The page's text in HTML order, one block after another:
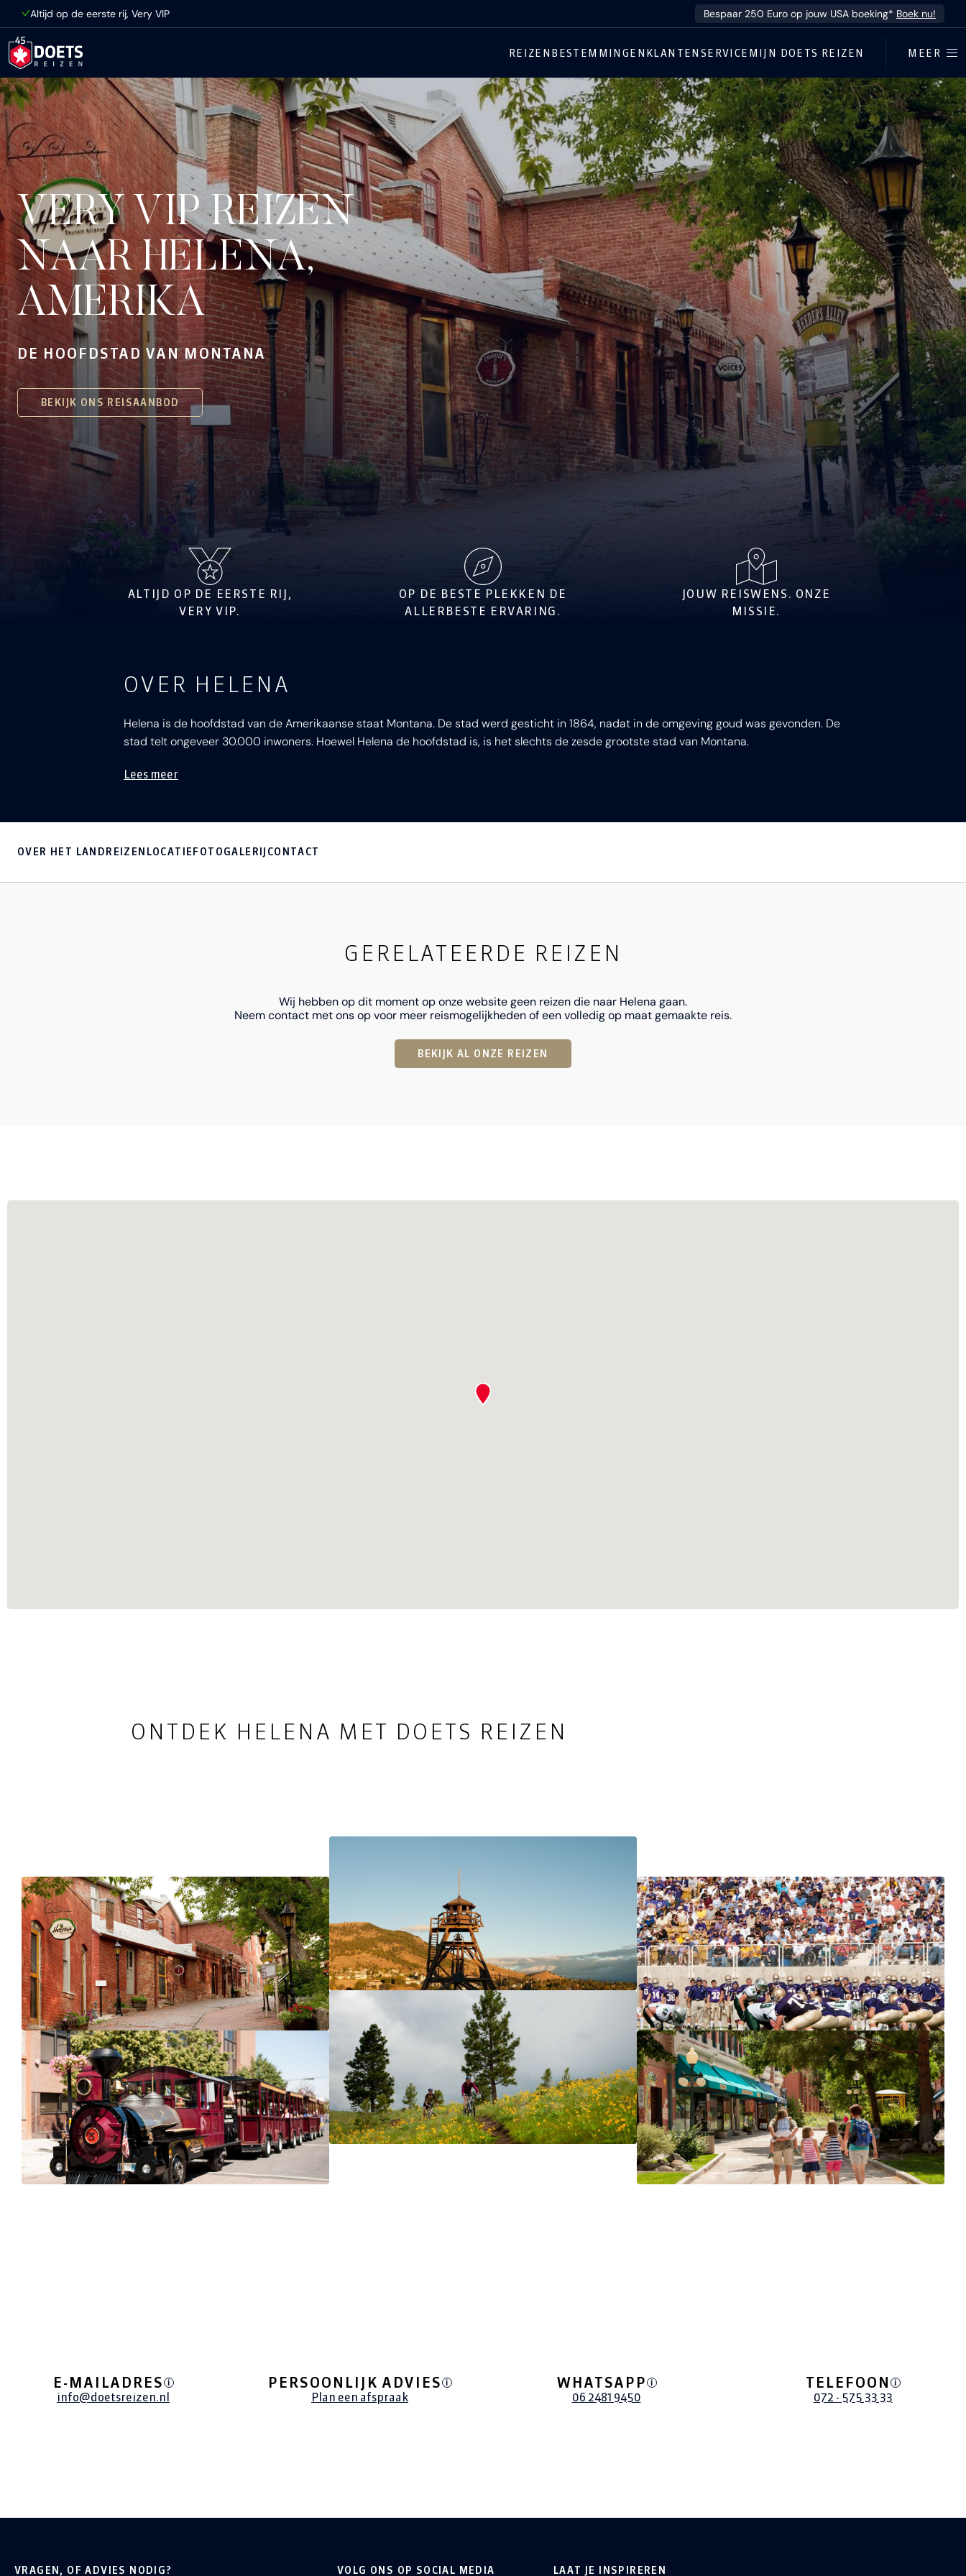
Ga direct naar inhoud
Altijd op de eerste rij, Very VIP Bespaar 250 Euro op jouw USA boeking* Boek nu!
REIZEN BESTEMMINGEN KLANTENSERVICE MIJN DOETS REIZEN MEER
VERY VIP REIZEN
NAAR HELENA,
AMERIKA
DE HOOFDSTAD VAN MONTANA
BEKIJK ONS REISAANBOD
ALTIJD OP DE EERSTE RIJ,
VERY VIP.
OP DE BESTE PLEKKEN DE
ALLERBESTE ERVARING.
JOUW REISWENS. ONZE
MISSIE.
OVER HELENA
Helena is de hoofdstad van de Amerikaanse staat Montana. De stad werd gesticht in 1864, nadat in de omgeving goud was gevonden. De
stad telt ongeveer 30.000 inwoners. Hoewel Helena de hoofdstad is, is het slechts de zesde grootste stad van Montana.
Lees meer
OVER HET LANDREIZEN LOCATIEFOTOGALERIJ CONTACT
GERELATEERDE REIZEN
Wij hebben op dit moment op onze website geen reizen die naar Helena gaan.
Neem contact met ons op voor meer reismogelijkheden of een volledig op maat gemaakte reis.
BEKIJK AL ONZE REIZEN
ONTDEK HELENA MET DOETS REIZEN
E-MAILADRES i
info@doetsreizen.nl
PERSOONLIJK ADVIES i
Plan een afspraak
WHATSAPP i
06 2481 9450
TELEFOON i
072 - 575 33 33
VRAGEN, OF ADVIES NODIG? VOLG ONS OP SOCIAL MEDIA LAAT JE INSPIREREN